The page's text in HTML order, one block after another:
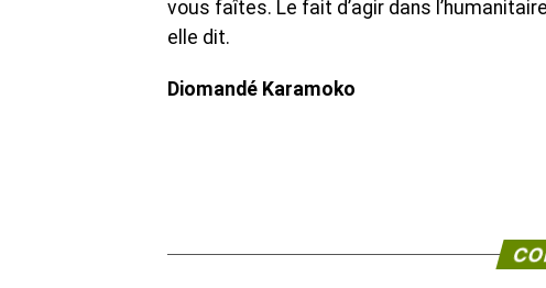
vous faîtes. Le fait d’agir dans
elle dit.
Diomandé Karamoko